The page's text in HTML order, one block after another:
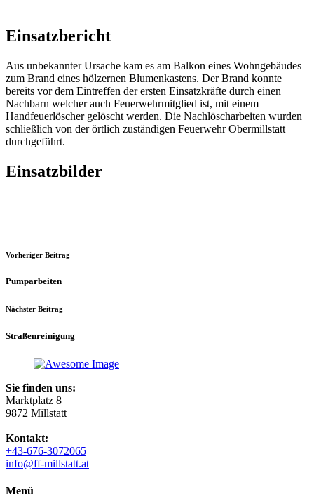
Einsatzbericht
Aus unbekannter Ursache kam es am Balkon eines Wohngebäudes
zum Brand eines hölzernen Blumenkastens. Der Brand konnte
bereits vor dem Eintreffen der ersten Einsatzkräfte durch einen
Nachbarn welcher auch Feuerwehrmitglied ist, mit einem
Handfeuerlöscher gelöscht werden. Die Nachlöscharbeiten wurden
schließlich von der örtlich zuständigen Feuerwehr Obermillstatt
durchgeführt.
Einsatzbilder
Vorheriger Beitrag
Pumparbeiten
Nächster Beitrag
Straßenreinigung
Sie finden uns:
Marktplatz 8
9872 Millstatt
Kontakt:
+43-676-3072065
info@ff-millstatt.at
Menü